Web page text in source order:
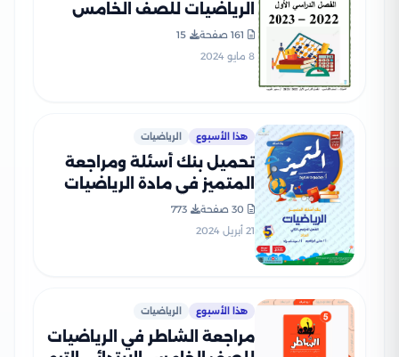
الرياضيات للصف الخامس
الابتدائي الفصل الدراسي
الأول
161 صفحة
15
8 مايو 2024
هذا الأسبوع الرياضيات
تحميل بنك أسئلة ومراجعة
المتميز في مادة الرياضيات
للصف الخامس الابتدائي الترم
الثاني مع الإجابات النموذجية
30 صفحة
773
21 أبريل 2024
هذا الأسبوع الرياضيات
مراجعة الشاطر في الرياضيات